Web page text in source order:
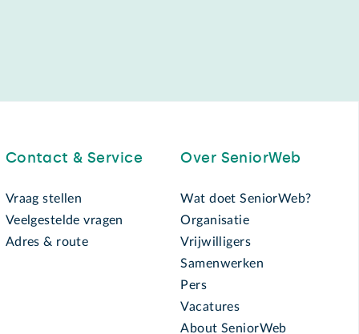
Contact & Service
Vraag stellen
Veelgestelde vragen
Adres & route
Over SeniorWeb
Wat doet SeniorWeb?
Organisatie
Vrijwilligers
Samenwerken
Pers
Vacatures
About SeniorWeb